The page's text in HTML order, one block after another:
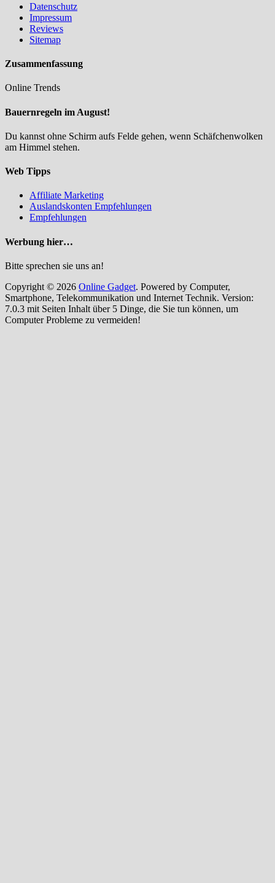
Datenschutz
Impressum
Reviews
Sitemap
Zusammenfassung
Online Trends
Bauernregeln im August!
Du kannst ohne Schirm aufs Felde gehen, wenn Schäfchenwolken
am Himmel stehen.
Web Tipps
Affiliate Marketing
Auslandskonten Empfehlungen
Empfehlungen
Werbung hier…
Bitte sprechen sie uns an!
Copyright © 2026 Online Gadget. Powered by Computer,
Smartphone, Telekommunikation und Internet Technik. Version:
7.0.3 mit Seiten Inhalt über 5 Dinge, die Sie tun können, um
Computer Probleme zu vermeiden!